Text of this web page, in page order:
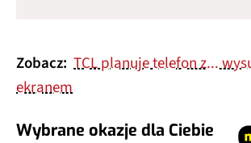
Zobacz: TCL planuje telefon z...
ekranem
Wybrane okazje dla Ciebie